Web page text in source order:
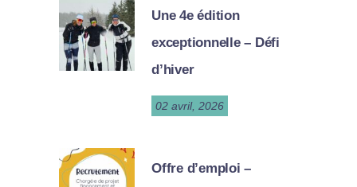
Une 4e édition
exceptionnelle – Défi
d’hiver
02 avril, 2026
Offre d’emploi –